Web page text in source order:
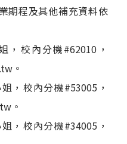
期程及其他補充資料依
校內分機#62010，
。
校內分機#53005，
。
校內分機#34005，